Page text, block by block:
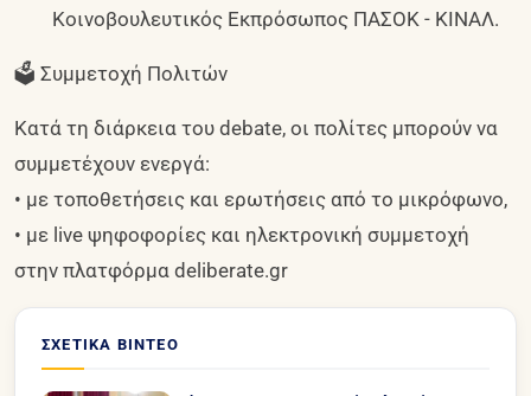
Κοινοβουλευτικός Εκπρόσωπος ΠΑΣΟΚ - ΚΙΝΑΛ.
🗳️ Συμμετοχή Πολιτών
Κατά τη διάρκεια του debate, οι πολίτες μπορούν να
συμμετέχουν ενεργά:
• με τοποθετήσεις και ερωτήσεις από το μικρόφωνο,
• με live ψηφοφορίες και ηλεκτρονική συμμετοχή
στην πλατφόρμα deliberate.gr
ΣΧΕΤΙΚΆ ΒΊΝΤΕΟ